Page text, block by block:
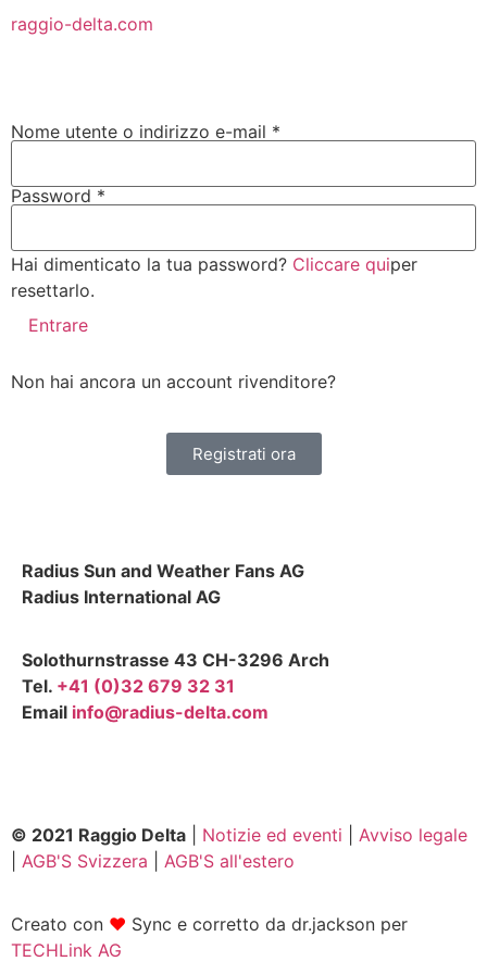
raggio-delta.com
Nome utente o indirizzo e-mail *
Password *
Hai dimenticato la tua password? Cliccare quiper
resettarlo.
Entrare
Non hai ancora un account rivenditore?
Registrati ora
Radius Sun and Weather Fans AG
Radius International AG
Solothurnstrasse 43 CH-3296 Arch
Tel. +41 (0)32 679 32 31
Email info@radius-delta.com
© 2021 Raggio Delta Notizie ed eventi
Avviso legale
AGB'S Svizzera AGB'S all'estero
Creato con ❤ Sync e corretto da dr.jackson per
TECHLink AG